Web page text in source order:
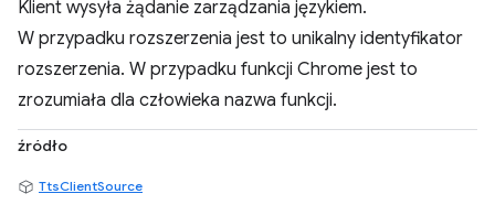
Klient wysyła żądanie zarządzania językiem.
W przypadku rozszerzenia jest to unikalny identyfikator
rozszerzenia. W przypadku funkcji Chrome jest to
zrozumiała dla człowieka nazwa funkcji.
źródło
TtsClientSource